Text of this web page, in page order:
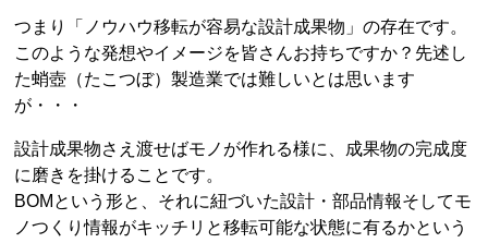
つまり「ノウハウ移転が容易な設計成果物」の存在です。
このような発想やイメージを皆さんお持ちですか？先述し
た蛸壺（たこつぼ）製造業では難しいとは思います
が・・・
設計成果物さえ渡せばモノが作れる様に、成果物の完成度
に磨きを掛けることです。
BOMという形と、それに紐づいた設計・部品情報そしてモ
ノつくり情報がキッチリと移転可能な状態に有るかという